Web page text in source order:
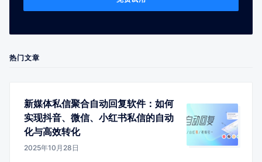
热门文章
新媒体私信聚合自动回复软件：如何
实现抖音、微信、小红书私信的自动
化与高效转化
2025年10月28日